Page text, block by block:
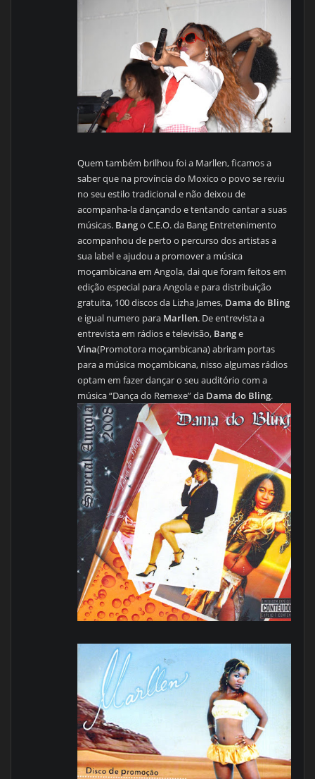
Quem também brilhou foi a Marllen, ficamos a
saber que na província do Moxico o povo se reviu
no seu estilo tradicional e não deixou de
acompanha-la dançando e tentando cantar a suas
músicas. Bango C.E.O. da Bang Entretenimento
acompanhou de perto o percurso dos artistas a
sua label e ajudou a promover a música
moçambicana em Angola, dai que foram feitos em
edição especial para Angola e para distribuição
gratuita, 100 discos da Lizha James, Dama do Bling
e igual numero para Marllen. De entrevista a
entrevista em rádios e televisão, Bange
Vina(Promotora moçambicana) abriram portas
para a música moçambicana, nisso algumas rádios
optam em fazer dançar o seu auditório com a
música “Dança do Remexe” da Dama do Bling.